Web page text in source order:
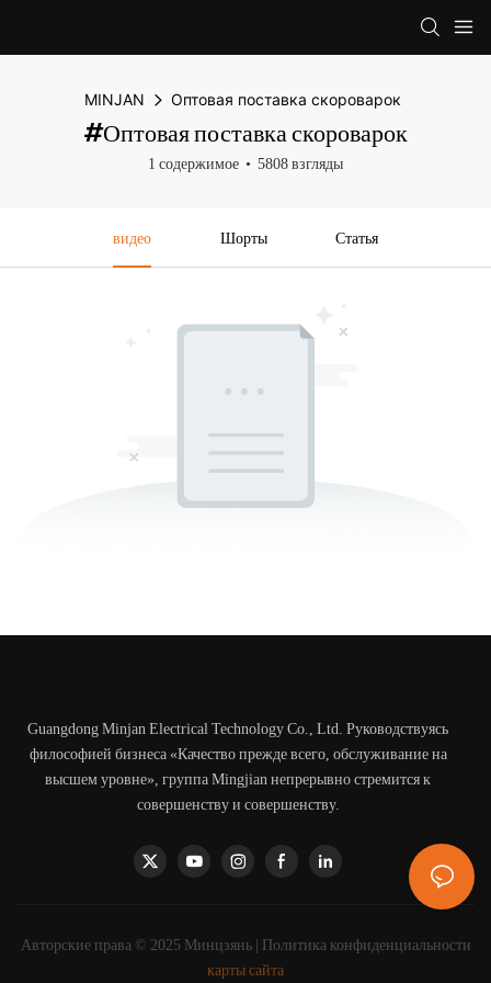
MINJAN Оптовая поставка скороварок
#Оптовая поставка скороварок
1 содержимое 5808 взгляды
видео Шорты Статья
Guangdong Minjan Electrical Technology Co., Ltd. Руководствуясь
философией бизнеса «Качество прежде всего, обслуживание на
высшем уровне», группа Mingjian непрерывно стремится к
совершенству и совершенству.
Авторские права © 2025 Минцзянь | Политика конфиденциальности
карты сайта